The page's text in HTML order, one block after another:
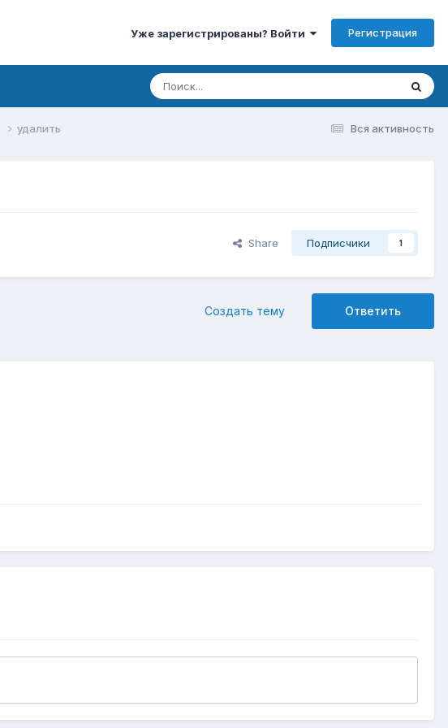
Уже зарегистрированы? Войти Регистрация
Вся активность
удалить
Share Подписчики 1
Ответить
Создать тему